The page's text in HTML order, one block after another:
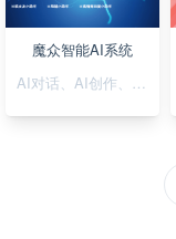
魔众智能AI系统
AI对话、AI创作、AI绘画